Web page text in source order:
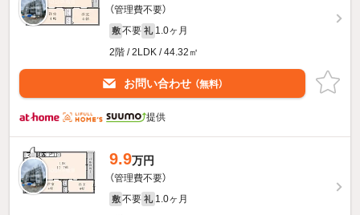
（管理費不要）
敷 不要 礼 1.0ヶ月
2階 / 2LDK / 44.32㎡
お問い合わせ （無料）
提供
9.9万円
（管理費不要）
敷 不要 礼 1.0ヶ月